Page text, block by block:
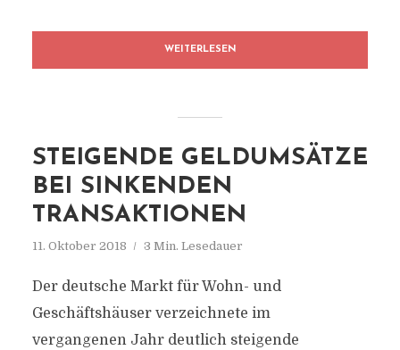
WEITERLESEN
STEIGENDE GELDUMSÄTZE
BEI SINKENDEN
TRANSAKTIONEN
11. Oktober 2018 3 Min. Lesedauer
Der deutsche Markt für Wohn- und
Geschäftshäuser verzeichnete im
vergangenen Jahr deutlich steigende